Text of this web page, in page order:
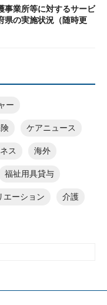
事業所等に対するサービ
の実施状況（随時更
ー
ケアニュース
ス 海外
福祉用具貸与
エーション 介護